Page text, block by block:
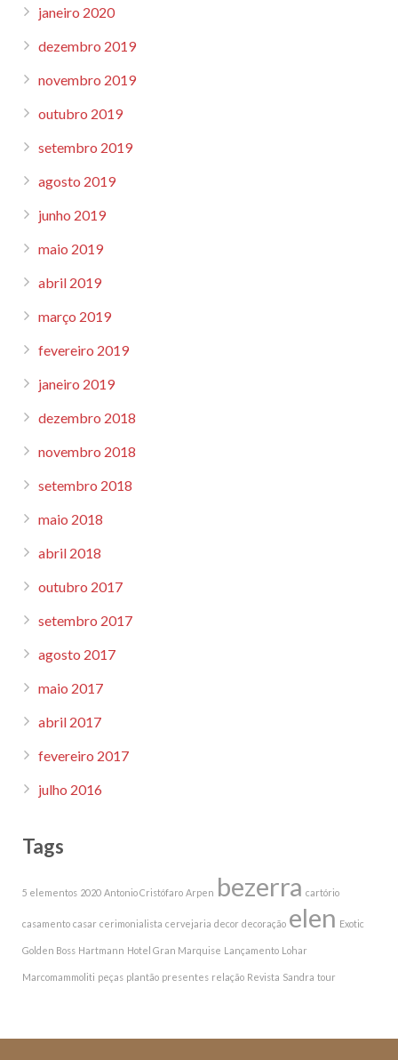
janeiro 2020
dezembro 2019
novembro 2019
outubro 2019
setembro 2019
agosto 2019
junho 2019
maio 2019
abril 2019
março 2019
fevereiro 2019
janeiro 2019
dezembro 2018
novembro 2018
setembro 2018
maio 2018
abril 2018
outubro 2017
setembro 2017
agosto 2017
maio 2017
abril 2017
fevereiro 2017
julho 2016
Tags
5 elementos 2020 Antonio Cristófaro Arpen bezerra cartório
casamento casar cerimonialista cervejaria decor decoração elen Exotic
Golden Boss Hartmann Hotel Gran Marquise Lançamento Lohar
Marcomammoliti peças plantão presentes relação Revista Sandra tour